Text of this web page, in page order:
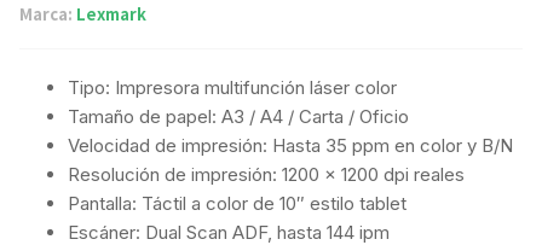
Marca: Lexmark
Tipo: Impresora multifunción láser color
Tamaño de papel: A3 / A4 / Carta / Oficio
Velocidad de impresión: Hasta 35 ppm en color y B/N
Resolución de impresión: 1200 x 1200 dpi reales
Pantalla: Táctil a color de 10″ estilo tablet
Escáner: Dual Scan ADF, hasta 144 ipm